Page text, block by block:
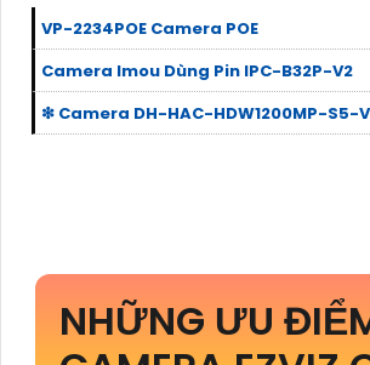
VP-2234POE Camera POE
Camera Imou Dùng Pin IPC-B32P-V2
❇ Camera DH-HAC-HDW1200MP-S5-
NHỮNG ƯU